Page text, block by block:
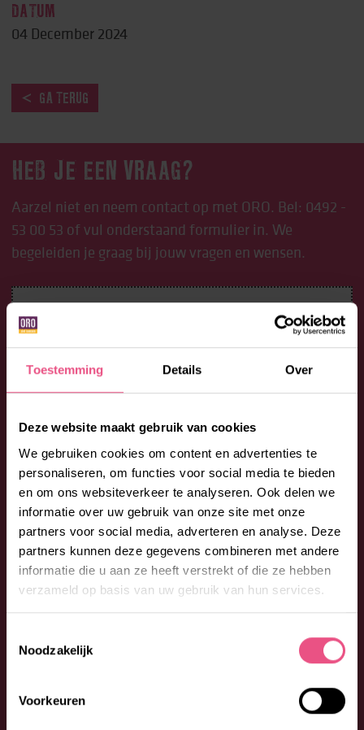
Toestemming Details Over
Deze website maakt gebruik van cookies
We gebruiken cookies om content en advertenties te
personaliseren, om functies voor social media te bieden
en om ons websiteverkeer te analyseren. Ook delen we
informatie over uw gebruik van onze site met onze
partners voor social media, adverteren en analyse. Deze
partners kunnen deze gegevens combineren met andere
informatie die u aan ze heeft verstrekt of die ze hebben
verzameld op basis van uw gebruik van hun services.
Noodzakelijk
Voorkeuren
DATUM
04 December 2024
GA TERUG
HEB JE EEN VRAAG?
Aarzel niet en neem contact op met ORO. Bel: 0492 -
53 00 53 of vul onderstaand formulier in. We
begeleiden je graag bij jouw vragen en wensen.